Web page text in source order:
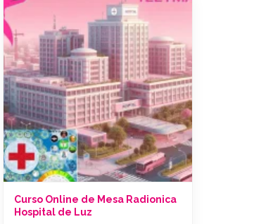
Curso Online de Mesa Radionica
Hospital de Luz